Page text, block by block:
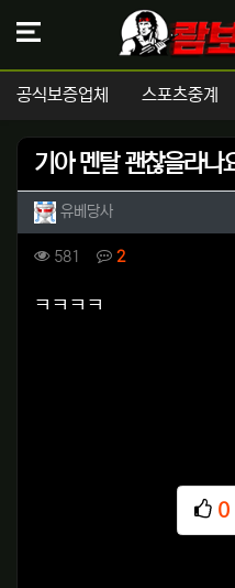
공식보증업체 스포츠중계
기아 멘탈 괜찮을라나
작성자 정보
유베당사작성
컨텐츠 정보
581 조회 2댓글
본문
ㅋㅋㅋㅋ
0
추